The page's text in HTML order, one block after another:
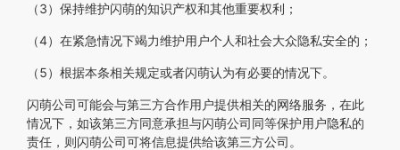
（3）保持维护闪萌的知识产权和其他重要权利；
（4）在紧急情况下竭力维护用户个人和社会大众隐私安全的；
（5）根据本条相关规定或者闪萌认为有必要的情况下。
闪萌公司可能会与第三方合作用户提供相关的网络服务，在此
情况下，如该第三方同意承担与闪萌公司同等保护用户隐私的
责任，则闪萌公司可将信息提供给该第三方公司。